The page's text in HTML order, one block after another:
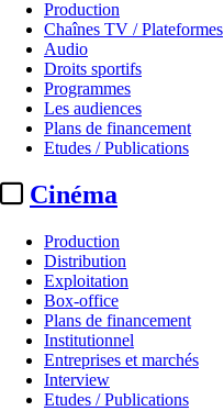
Production
Chaînes TV / Plateformes
Audio
Droits sportifs
Programmes
Les audiences
Plans de financement
Etudes / Publications
Cinéma
Production
Distribution
Exploitation
Box-office
Plans de financement
Institutionnel
Entreprises et marchés
Interview
Etudes / Publications